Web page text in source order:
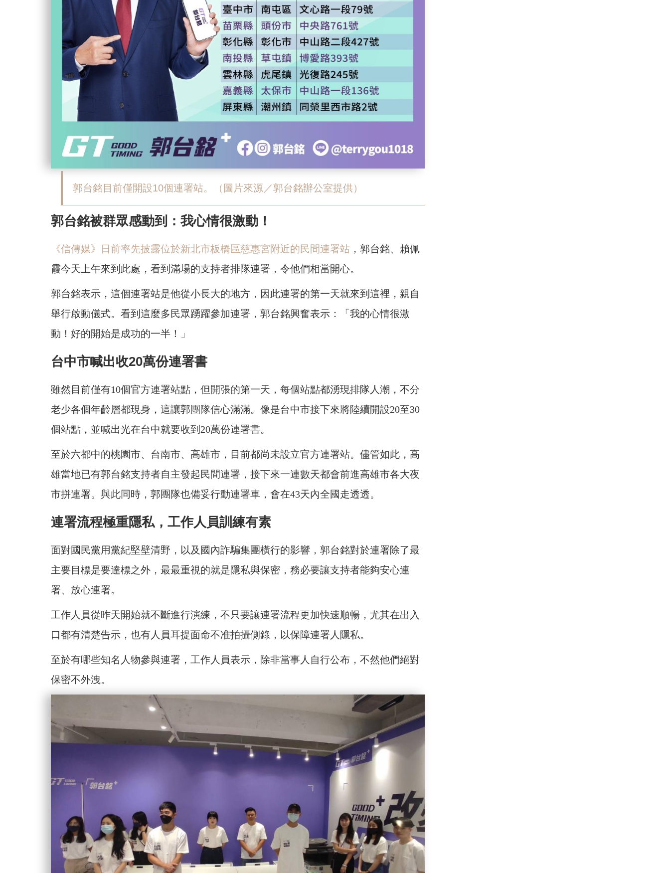
郭台銘目前僅開設10個連署站。（圖片來源／郭台銘辦公室提供）
郭台銘被群眾感動到：我心情很激動！
《信傳媒》日前率先披露位於新北市板橋區慈惠宮附近的民間連署站 ，郭台銘、賴佩
霞今天上午來到此處，看到滿場的支持者排隊連署，令他們相當開心。
郭台銘表示，這個連署站是他從小長大的地方，因此連署的第一天就來到這裡，親自
舉行啟動儀式。看到這麼多民眾踴躍參加連署，郭台銘興奮表示：「我的心情很激
動！好的開始是成功的一半！」
台中市喊出收20萬份連署書
雖然目前僅有10個官方連署站點，但開張的第一天，每個站點都湧現排隊人潮，不分
老少各個年齡層都現身，這讓郭團隊信心滿滿。像是台中市接下來將陸續開設20至30
個站點，並喊出光在台中就要收到20萬份連署書。
至於六都中的桃園市、台南市、高雄市，目前都尚未設立官方連署站。儘管如此，高
雄當地已有郭台銘支持者自主發起民間連署，接下來一連數天都會前進高雄市各大夜
市拼連署。與此同時，郭團隊也備妥行動連署車，會在43天內全國走透透。
連署流程極重隱私，工作人員訓練有素
面對國民黨用黨紀堅壁清野，以及國內詐騙集團橫行的影響，郭台銘對於連署除了最
主要目標是要達標之外，最最重視的就是隱私與保密，務必要讓支持者能夠安心連
署、放心連署。
工作人員從昨天開始就不斷進行演練，不只要讓連署流程更加快速順暢，尤其在出入
口都有清楚告示，也有人員耳提面命不准拍攝側錄，以保障連署人隱私。
至於有哪些知名人物參與連署，工作人員表示，除非當事人自行公布，不然他們絕對
保密不外洩。